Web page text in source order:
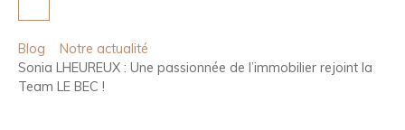
Blog
Notre actualité
Sonia LHEUREUX : Une passionnée de l’immobilier rejoint la
Team LE BEC !